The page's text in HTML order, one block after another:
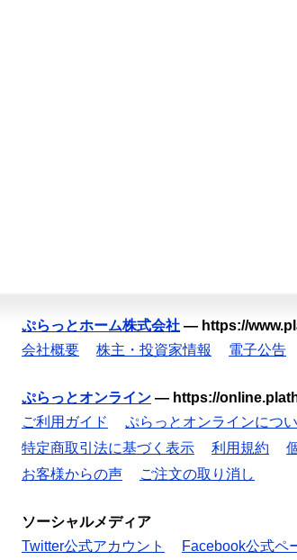
ぷらっとホーム株式会社 — https://
会社概要
株主・投資家情報 電子公告
ぷらっとオンライン — https://
ご利用ガイド
ぷらっとオンラインにつ
特定商取引法に基づく表示
利用規約
お客様からの声
ご注文の取り消し
ソーシャルメディア
Twitter公式アカウント
Facebook公式ペ